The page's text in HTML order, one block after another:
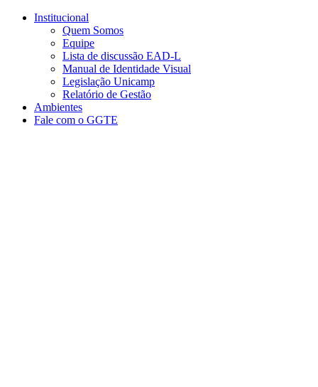
Conteúdo principal
Institucional
Quem Somos
Equipe
Lista de discussão EAD-L
Manual de Identidade Visual
Legislação Unicamp​
Relatório de Gestão
Ambientes
Fale com o GGTE